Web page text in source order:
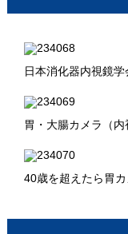
日本消化器内視鏡
胃・大腸カメラ（
40歳を超えたら胃